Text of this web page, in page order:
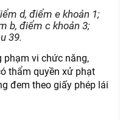
d, điểm e khoản 1;
b, điểm c khoản 3;
39.
phạm vi chức năng,
thẩm quyền xử phạt
đem theo giấy phép lái